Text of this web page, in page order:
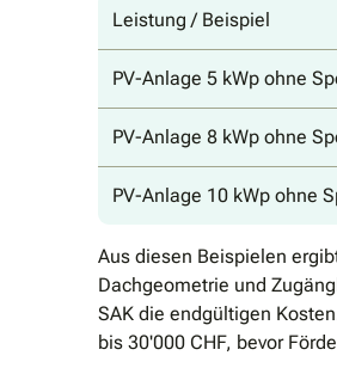
Leistung / Beispiel
PV-Anlage 5 kWp ohne
PV-Anlage 8 kWp ohne
PV-Anlage 10 kWp ohne
Aus diesen Beispielen
Dachgeometrie und
SAK die endgültigen
bis 30'000 CHF, bevor